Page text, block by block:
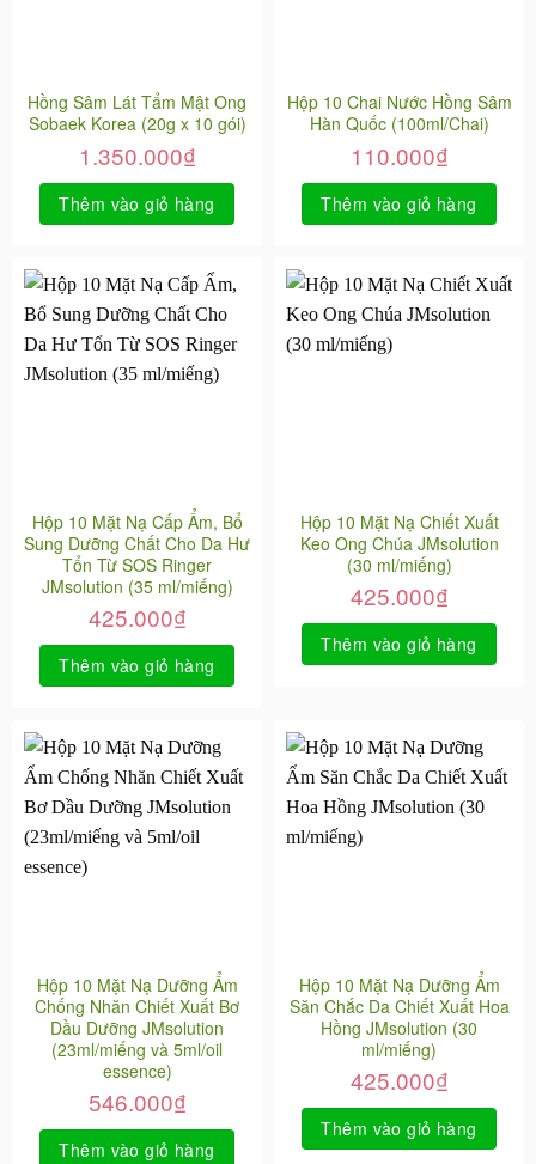
Hồng Sâm Lát Tẩm Mật Ong
Sobaek Korea (20g x 10 gói)
1.350.000₫
Thêm vào giỏ hàng
Hộp 10 Chai Nước Hồng Sâm
Hàn Quốc (100ml/Chai)
110.000₫
Thêm vào giỏ hàng
Hộp 10 Mặt Nạ Cấp Ẩm, Bổ
Sung Dưỡng Chất Cho Da Hư
Tổn Từ SOS Ringer
JMsolution (35 ml/miếng)
425.000₫
Thêm vào giỏ hàng
Hộp 10 Mặt Nạ Chiết Xuất
Keo Ong Chúa JMsolution
(30 ml/miếng)
425.000₫
Thêm vào giỏ hàng
Hộp 10 Mặt Nạ Dưỡng Ẩm
Chống Nhăn Chiết Xuất Bơ
Dầu Dưỡng JMsolution
(23ml/miếng và 5ml/oil
essence)
546.000₫
Thêm vào giỏ hàng
Hộp 10 Mặt Nạ Dưỡng Ẩm
Săn Chắc Da Chiết Xuất Hoa
Hồng JMsolution (30
ml/miếng)
425.000₫
Thêm vào giỏ hàng